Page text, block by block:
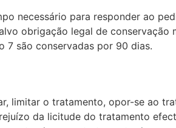
necessário para responder ao
obrigação legal de conservação
7 são conservadas por 90 dias.
limitar o tratamento, opor-se ao
da licitude do tratamento